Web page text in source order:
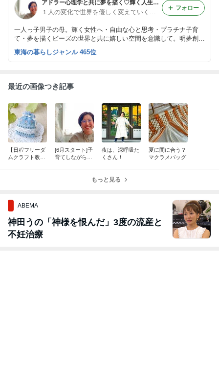
アドラー心理学と共に夢を描く♡輝く人生を子ども達へ継承♡フリーダムクラフト教室
１人の変化で世界を優しく変えていく♡明るいアドラー心理学 フリーダムアクセサリー教室
一人っ子男子の母。輝く女性へ・自由な心と思考・プラチナ子育
て・夢を描くビーズの世界と共に嬉しい空間を意識して。明夢創工
房（あむそうこうぼう)ビーズ講座１９年。１６年前アドラー心理
学に出会い、自由に生きられる事を知る。
フォロー
東海の暮らしジャンル 465位
最近の画像つき記事
【日程フリーダ
ムクラフト教
[6月スタート]子
育てしながら輝
夜は、深呼吸た
くさん！
夏に間に合う？
マクラメバッグ
もっと見る
ABEMA
神田うの「神様を恨んだ」3度の流産と
不妊治療